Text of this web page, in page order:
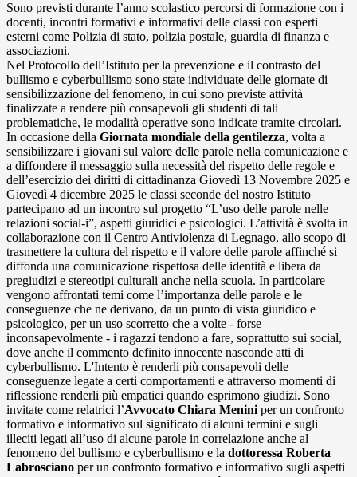
Sono previsti durante l’anno scolastico percorsi di formazione con i
docenti, incontri formativi e informativi delle classi con esperti
esterni come Polizia di stato, polizia postale, guardia di finanza e
associazioni.
Nel Protocollo dell’Istituto per la prevenzione e il contrasto del
bullismo e cyberbullismo sono state individuate delle giornate di
sensibilizzazione del fenomeno, in cui sono previste attività
finalizzate a rendere più consapevoli gli studenti di tali
problematiche, le modalità operative sono indicate tramite circolari.
In occasione della Giornata mondiale della gentilezza, volta a
sensibilizzare i giovani sul valore delle parole nella comunicazione e
a diffondere il messaggio sulla necessità del rispetto delle regole e
dell’esercizio dei diritti di cittadinanza Giovedì 13 Novembre 2025 e
Giovedì 4 dicembre 2025 le classi seconde del nostro Istituto
partecipano ad un incontro sul progetto “L’uso delle parole nelle
relazioni social-i”, aspetti giuridici e psicologici. L’attività è svolta in
collaborazione con il Centro Antiviolenza di Legnago, allo scopo di
trasmettere la cultura del rispetto e il valore delle parole affinché si
diffonda una comunicazione rispettosa delle identità e libera da
pregiudizi e stereotipi culturali anche nella scuola. In particolare
vengono affrontati temi come l’importanza delle parole e le
conseguenze che ne derivano, da un punto di vista giuridico e
psicologico, per un uso scorretto che a volte - forse
inconsapevolmente - i ragazzi tendono a fare, soprattutto sui social,
dove anche il commento definito innocente nasconde atti di
cyberbullismo. L'Intento è renderli più consapevoli delle
conseguenze legate a certi comportamenti e attraverso momenti di
riflessione renderli più empatici quando esprimono giudizi. Sono
invitate come relatrici l’Avvocato Chiara Menini per un confronto
formativo e informativo sul significato di alcuni termini e sugli
illeciti legati all’uso di alcune parole in correlazione anche al
fenomeno del bullismo e cyberbullismo e la dottoressa Roberta
Labrosciano per un confronto formativo e informativo sugli aspetti